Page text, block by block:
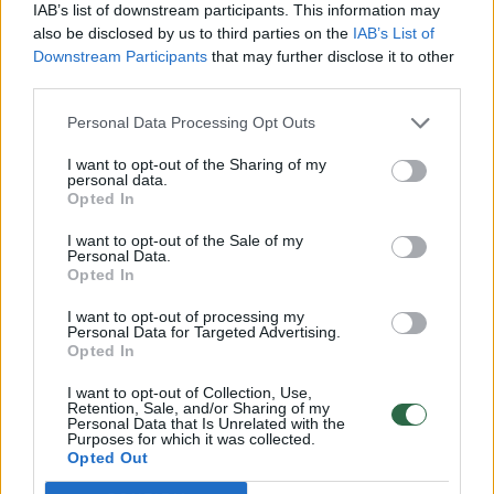
IAB’s list of downstream participants. This information may
also be disclosed by us to third parties on the IAB’s List of
Downstream Participants that may further disclose it to other
Personal Data Processing Opt Outs
I want to opt-out of the Sharing of my
personal data.
Opted In
I want to opt-out of the Sale of my
Personal Data.
Opted In
I want to opt-out of processing my
Personal Data for Targeted Advertising.
Opted In
I want to opt-out of Collection, Use,
Retention, Sale, and/or Sharing of my
Personal Data that Is Unrelated with the
Purposes for which it was collected.
Opted Out
Žinios Kriminalai
skaičius auga: papasakojo, kaip gudraujama
Žinios | Lietuvos diena
Specialistas pateikė daugiau informacijos apie
sulaikytą masinio naikinimo ginklams skirtą programinę
įrangą
Žinios | Lietuvos diena